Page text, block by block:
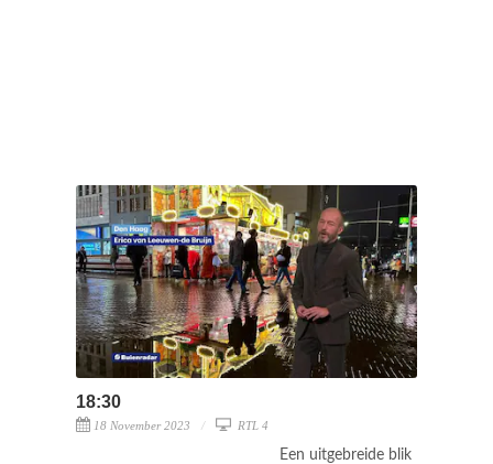
18:30
18 November 2023 RTL 4
Een uitgebreide blik